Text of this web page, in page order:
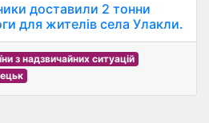
доставили 2 тонни
для жителів села Улакли.
з надзвичайних ситуацій